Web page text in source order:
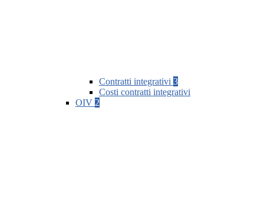
Contratti integrativi 3
Costi contratti integrativi
OIV 2